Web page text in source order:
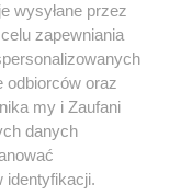
z portali
sięz nami
wysyłane przez
zapewniania
odbiorców oraz
my i Zaufani
danych
identyfikacji.